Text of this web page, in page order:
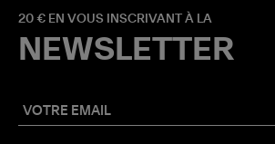
20 € EN VOUS INSCRIVANT À LA
NEWSLETTER